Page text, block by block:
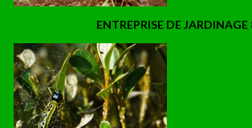
ENTREPRISE DE JARDINAGE